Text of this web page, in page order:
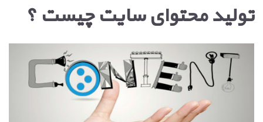
تولید محتوای سایت چیست ؟